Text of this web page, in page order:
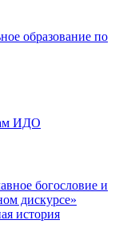
образование по
ИДО
богословие и
дискурсе»
история